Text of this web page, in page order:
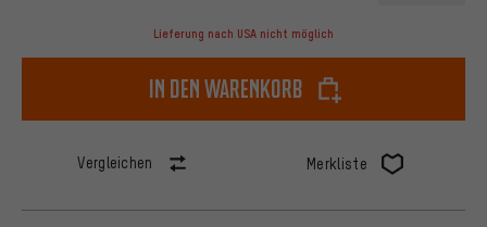
Lieferung nach USA nicht möglich
In den Warenkorb
Vergleichen Merkliste